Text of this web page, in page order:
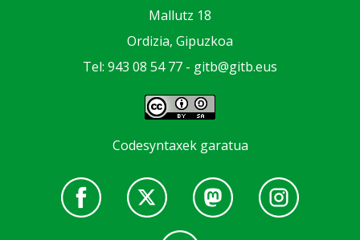
Mallutz 18
Ordizia, Gipuzkoa
Tel: 943 08 54 77 - gitb@gitb.eus
Codesyntaxek garatua